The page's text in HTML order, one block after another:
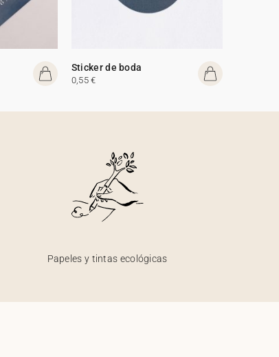
Sticker de boda
0,55 €
Papeles y tintas ecológicas